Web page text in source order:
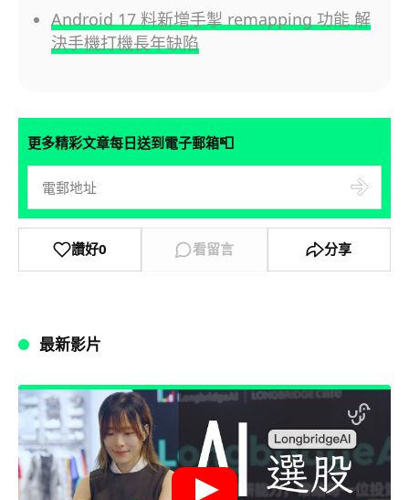
Android 17 料新增手掣 remapping 功能 解
決手機打機長年缺陷
更多精彩文章每日送到電子郵箱📮
讚好0 看留言 分享
最新影片